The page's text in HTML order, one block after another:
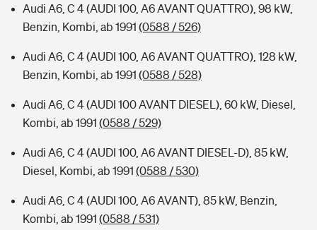
Audi A6, C 4 (AUDI 100, A6 AVANT QUATTRO), 98 kW,
Benzin, Kombi, ab 1991 (0588 / 526)
Audi A6, C 4 (AUDI 100, A6 AVANT QUATTRO), 128 kW,
Benzin, Kombi, ab 1991 (0588 / 528)
Audi A6, C 4 (AUDI 100 AVANT DIESEL), 60 kW, Diesel,
Kombi, ab 1991 (0588 / 529)
Audi A6, C 4 (AUDI 100, A6 AVANT DIESEL-D), 85 kW,
Diesel, Kombi, ab 1991 (0588 / 530)
Audi A6, C 4 (AUDI 100, A6 AVANT), 85 kW, Benzin,
Kombi, ab 1991 (0588 / 531)